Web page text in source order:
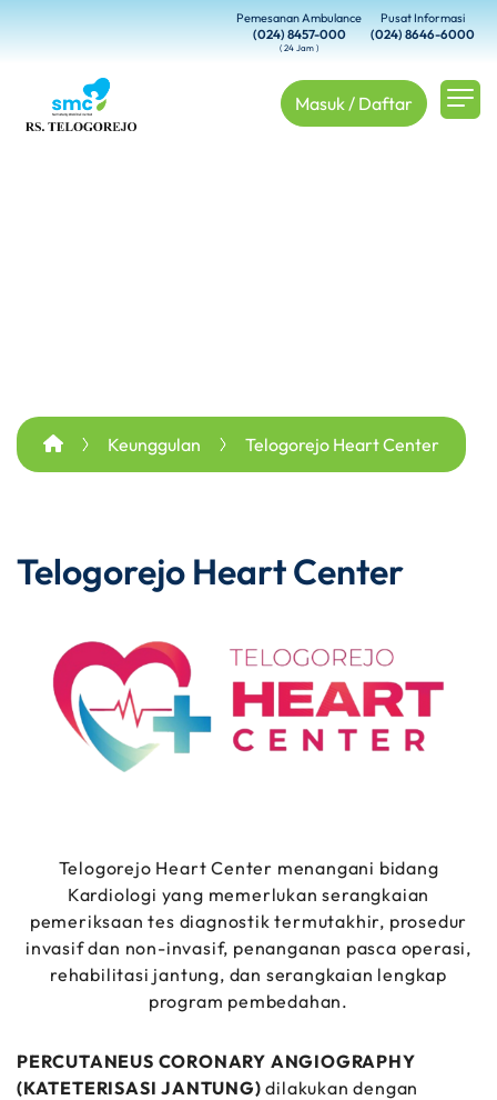
Pemesanan Ambulance
(024) 8457-000
( 24 Jam )
Pusat Informasi
(024) 8646-6000
Masuk / Daftar
Keunggulan Telogorejo Heart Center
Telogorejo Heart Center
Telogorejo Heart Center menangani bidang
Kardiologi yang memerlukan serangkaian
pemeriksaan tes diagnostik termutakhir, prosedur
invasif dan non-invasif, penanganan pasca operasi,
rehabilitasi jantung, dan serangkaian lengkap
program pembedahan.
PERCUTANEUS CORONARY ANGIOGRAPHY
(KATETERISASI JANTUNG) dilakukan dengan